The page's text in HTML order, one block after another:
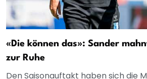
«Die können das»: Sander
zur Ruhe
Den Saisonauftakt haben sich die